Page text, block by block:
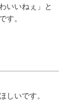
いいねぇ」と
す。
しいです。